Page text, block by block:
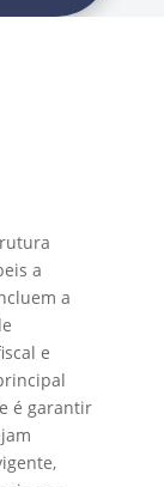
a
a
e
é garantir